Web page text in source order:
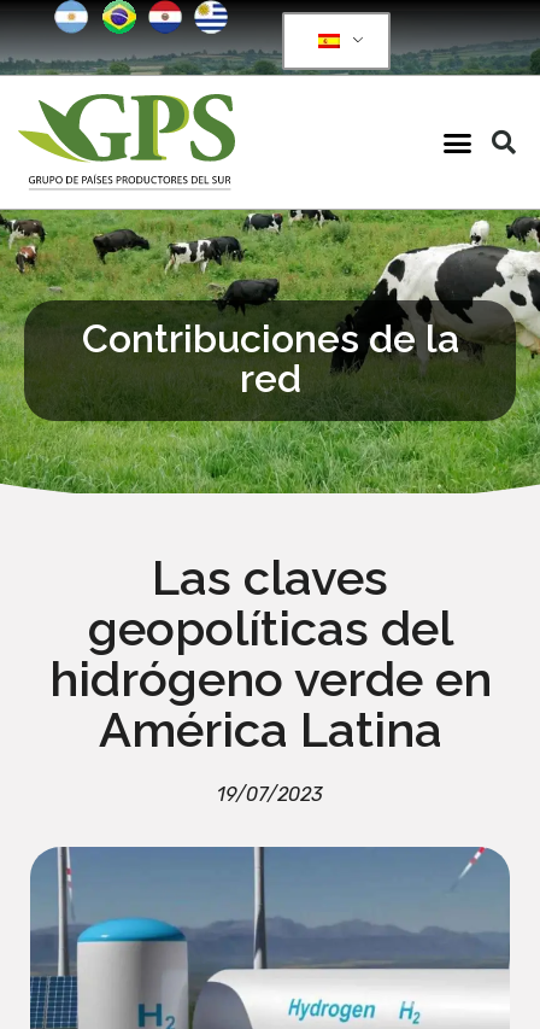
Contribuciones de la
red
Las claves
geopolíticas del
hidrógeno verde en
América Latina
19/07/2023